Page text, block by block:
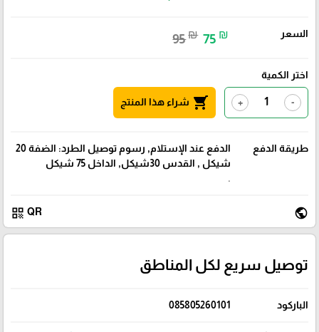
السعر 95₪ 75 ₪
اختر الكمية
-
+
shopping_cart شراء هذا المنتج
طريقة الدفع
الدفع عند الإستلام, رسوم توصيل الطرد: الضفة 20
شيكل , القدس 30شيكل, الداخل 75 شيكل
.
public
QR
qr_code
توصيل سريع لكل المناطق
الباركود 085805260101